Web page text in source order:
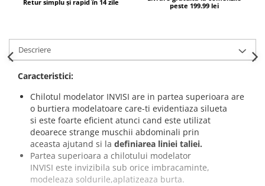
Retur simplu și rapid în 14 zile
peste 199.99 lei
Descriere
Caracteristici:
Chilotul modelator INVISI are in partea superioara are
o burtiera modelatoare care-ti evidentiaza silueta
si este foarte eficient atunci cand este utilizat
deoarece strange muschii abdominali prin
aceasta ajutand si la definiarea liniei taliei.
Partea superioara a chilotului modelator
INVISI este invizibila sub orice imbracaminte,
modeleaza soldurile,aplatizeaza burta.